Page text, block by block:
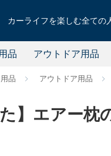
カーライフを楽しむ全ての
品 アウトドア用品
品 アウトドア用品
た】エアー